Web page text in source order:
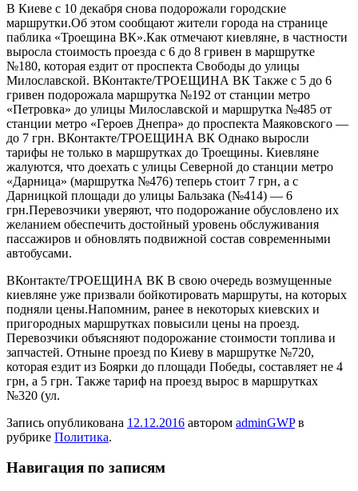
В Киeвe с 10 дeкaбря снова подорожали городские
маршрутки.Об этом сообщают жители города на странице
паблика «Троещина ВК».Как отмечают киевляне, в частности
выросла стоимость проезда с 6 до 8 гривен в маршрутке
№180, которая ездит от проспекта Свободы до улицы
Милославской. ВКонтакте/ТРОЕЩИНА ВК Также с 5 до 6
гривен подорожала маршрутка №192 от станции метро
«Петровка» до улицы Милославской и маршрутка №485 от
станции метро «Героев Днепра» до проспекта Маяковского —
до 7 грн. ВКонтакте/ТРОЕЩИНА ВК Однако выросли
тарифы не только в маршрутках до Троещины. Киевляне
жалуются, что доехать с улицы Северной до станции метро
«Дарница» (маршрутка №476) теперь стоит 7 грн, а с
Дарницкой площади до улицы Бальзака (№414) — 6
грн.Перевозчики уверяют, что подорожание обусловлено их
желанием обеспечить достойный уровень обслуживания
пассажиров и обновлять подвижной состав современными
автобусами.
ВКонтакте/ТРОЕЩИНА ВК В свою очередь возмущенные
киевляне уже призвали бойкотировать маршруты, на которых
подняли цены.Напомним, ранее в некоторых киевских и
пригородных маршрутках повысили цены на проезд.
Перевозчики объясняют подорожание стоимости топлива и
запчастей. Отныне проезд по Киеву в маршрутке №720,
которая ездит из Боярки до площади Победы, составляет не 4
грн, а 5 грн. Также тариф на проезд вырос в маршрутках
№320 (ул.
Запись опубликована 12.12.2016 автором adminGWPв
рубрике Политика.
Навигация по записям